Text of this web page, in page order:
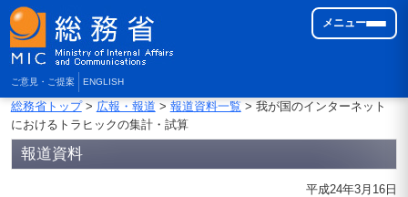
ご意見・ご提案 ENGLISH
メニュー
総務省トップ> 広報・報道 > 報道資料一覧> 我が国のインターネット
におけるトラヒックの集計・試算
報道資料
平成24年3月16日